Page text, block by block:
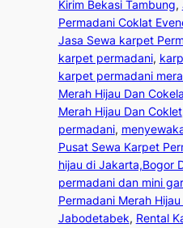
Kirim Bekasi Tambung,
Permadani Coklat
Jasa Sewa karpet
karpet permadani,
karpet permadani
Merah Hijau Dan
Merah Hijau Dan Coklet
permadani,
Pusat Sewa Karpet
hijau di Jakarta,Bogor
permadani dan mini
Permadani Merah
Jabodetabek, Rental